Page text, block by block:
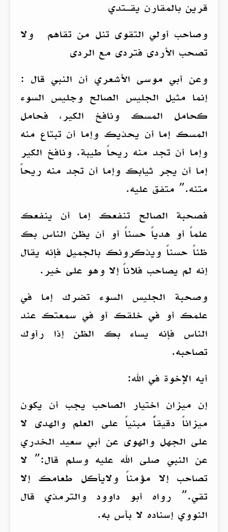
قرين بالمقارن يقـتدي
وصاحب أولي التقوى تنل من تقاهم ولا
تصحب الأردى فتردى مع الردى
وعن أبي موسى الأشعري أن النبي قال :
إنما مثيل الجليس الصالح وجليس السوء
كحامل المسك ونافخ الكير، فحامل
المسك إما أن يحذيك وإما أن تبتاع منه
وإما أن تجد منه ريحاً طيبة. ونافخ الكير
إما أن يجر ثيابك وإما أن تجد منه ريحاً
متنه.” متفق عليه.
فصحبة الصالح تنفعك إما أن ينفعك
علماً أو هدياً حسناً أو أن يظن الناس بك
ظناً حسناً ويذكرونك بالجميل فإنه يقال
إنه لم يصاحب فلاناً إلا وهو على خير.
وصحبة الجليس السوء تضرك إما في
علمك أو في خلقك أو في سمعتك عند
الناس فإنه يساء بك الظن إذا رأوك
تصاحبه.
أيه الإخوة في الله:
إن ميزان اختيار الصاحب يجب أن يكون
ميزاناً دقيقاًً مبنياً على العلم والهدى لا
على الجهل والهوى عن أبي سعيد الخدري
عن النبي صلى الله عليه وسلم قال:” لا
تصاحب إلا مؤمناً ولايأكل طعامك إلا
تقي.” رواه أبو داوود والترمذي قال
النووي إسناده لا بأس به.